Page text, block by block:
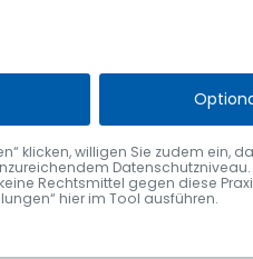
Elisabeth Vögel am 31. Juli
Feier…
willigen Sie zudem ein,
Rechtsmittel gegen diese
hier im Tool ausführen.